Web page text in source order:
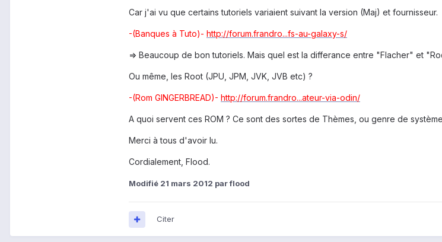
Car j'ai vu que certains tutoriels variaient suivant la version (Maj) et fournisseur.
-(Banques à Tuto)- http://forum.frandro...fs-au-galaxy-s/
=> Beaucoup de bon tutoriels. Mais quel est la differance entre "Flacher" et
Ou même, les Root (JPU, JPM, JVK, JVB etc) ?
-(Rom GINGERBREAD)- http://forum.frandro...ateur-via-odin/
A quoi servent ces ROM ? Ce sont des sortes de Thèmes, ou genre de
Merci à tous d'avoir lu.
Cordialement, Flood.
Modifié 21 mars 2012 par flood
Citer